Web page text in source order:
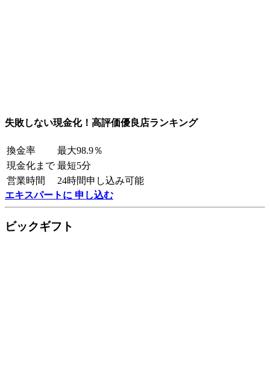
失敗しない現金化！高評価優良店ランキング
換金率
最大98.9％
現金化まで 最短5分
営業時間
24時間申し込み可能
エキスパートに 申し込む
ビックギフト